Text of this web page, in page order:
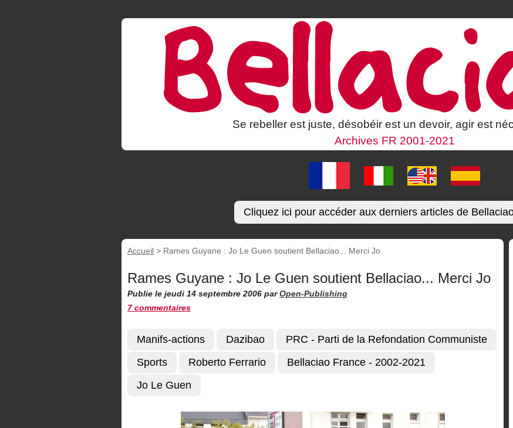
Se rebeller est juste, désobéir est un devoir, agir est
Archives FR 2001-2021
Cliquez ici pour accéder aux derniers articles de
Accueil > Rames Guyane : Jo Le Guen soutient Bellaciao... Merci Jo
Rames Guyane : Jo Le Guen soutient Bellaciao... Merci Jo
Publie le jeudi 14 septembre 2006 parOpen-Publishing
7 commentaires
Manifs-actions Dazibao
PRC - Parti de la Refondation Communiste
Sports
Roberto Ferrario
Bellaciao France - 2002-2021
Jo Le Guen